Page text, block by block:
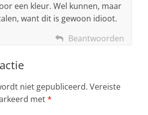
een kleur. Wel kunnen, maar
want dit is gewoon idioot.
Beantwoorden
niet gepubliceerd. Vereiste
met*